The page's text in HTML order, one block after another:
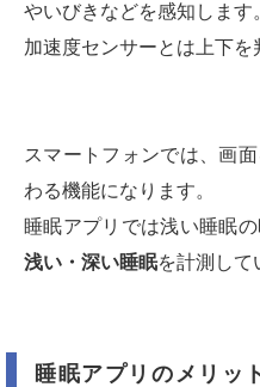
やいびきなどを感知します
加速度センサーとは上下を
スマートフォンでは、画
わる機能になります。
睡眠アプリでは浅い睡眠
浅い・深い睡眠を計測して
睡眠アプリのメリッ